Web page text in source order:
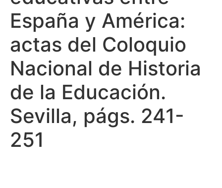
España y América:
actas del Coloquio
Nacional de Historia
de la Educación.
Sevilla, págs. 241-
251